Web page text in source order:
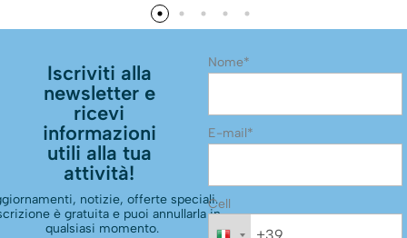
Iscriviti alla
newsletter e
ricevi
informazioni
utili alla tua
attività!
notizie, offerte speciali.
è gratuita e puoi annullarla in
qualsiasi momento.
Nome*
E-mail*
Cell